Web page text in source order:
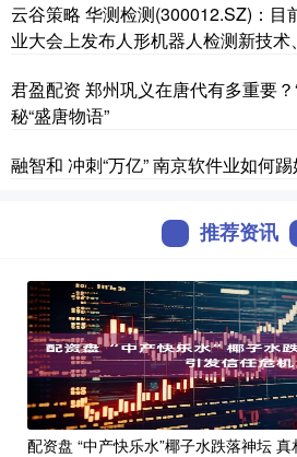
云谷策略 华测检测(300012.SZ)：目
业大会上发布人形机器人检测新技术
君盈配资 郑州巩义在唐代有多重要？
秘“盛唐物语”
融智和 冲刺“万亿” 南京软件业如何踢
推荐资讯
配资盘 “中产快乐水”椰子水跌落神坛